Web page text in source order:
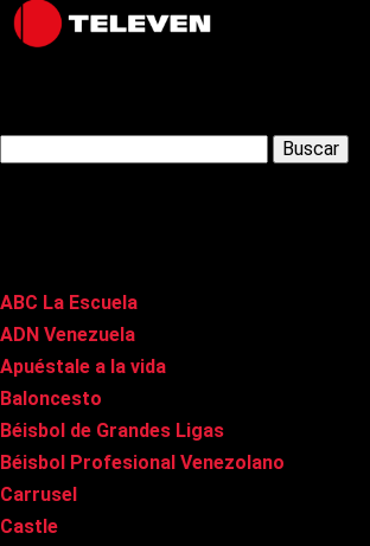
Latest Posts
ABC La Escuela
ADN Venezuela
Apuéstale a la vida
Baloncesto
Béisbol de Grandes Ligas
Béisbol Profesional Venezolano
Carrusel
Castle